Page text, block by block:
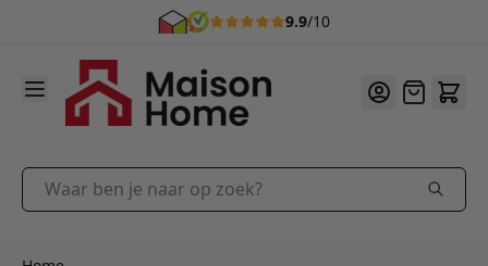
9.9/10
Ga naar de inhoud
Offerte
Waar ben je naar op zoek?